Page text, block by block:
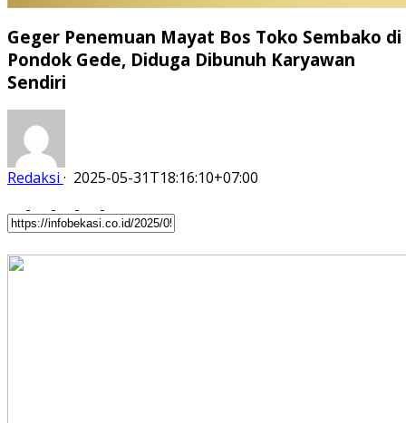
Geger Penemuan Mayat Bos Toko Sembako di
Pondok Gede, Diduga Dibunuh Karyawan
Sendiri
Redaksi · 2025-05-31T18:16:10+07:00